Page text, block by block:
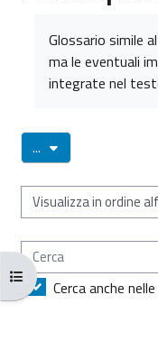
Apri indice del corso
Glossario simile
ma le eventuali
integrate nel
... Esporta voci
Sfoglia il glossario
Cerca
Cerca anche